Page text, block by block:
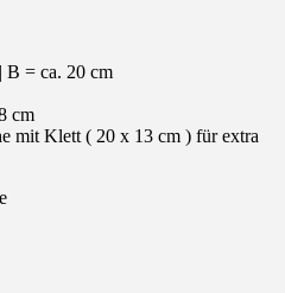
B = ca. 20 cm
cm
mit Klett ( 20 x 13 cm ) für extra